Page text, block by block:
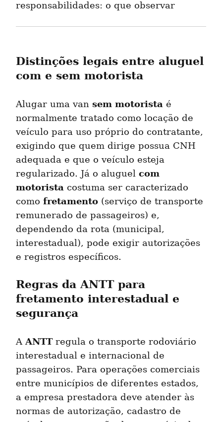
responsabilidades: o que observar
Distinções legais entre aluguel
com e sem motorista
Alugar uma van sem motorista é
normalmente tratado como locação de
veículo para uso próprio do contratante,
exigindo que quem dirige possua CNH
adequada e que o veículo esteja
regularizado. Já o aluguel com
motorista costuma ser caracterizado
como fretamento (serviço de transporte
remunerado de passageiros) e,
dependendo da rota (municipal,
interestadual), pode exigir autorizações
e registros específicos.
Regras da ANTT para
fretamento interestadual e
segurança
A ANTT regula o transporte rodoviário
interestadual e internacional de
passageiros. Para operações comerciais
entre municípios de diferentes estados,
a empresa prestadora deve atender às
normas de autorização, cadastro de